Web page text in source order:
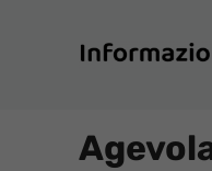
contenuto